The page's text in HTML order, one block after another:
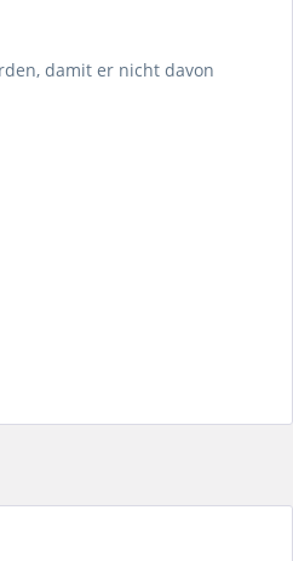
damit er nicht davon